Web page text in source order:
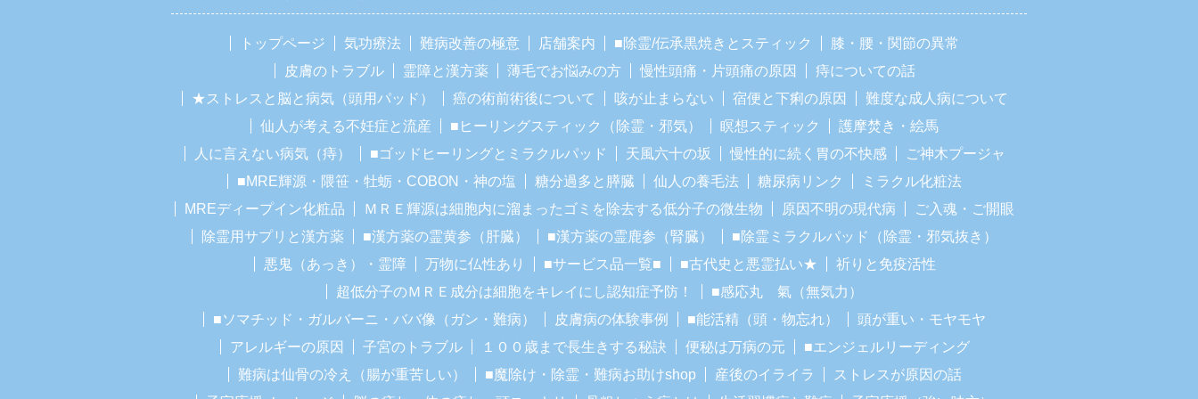
トップページ 気功療法 難病改善の極意 店舗案内 ■除霊/伝承黒焼きとスティック
膝・腰・関節の異常
皮膚のトラブル
霊障と漢方薬 薄毛でお悩みの方 慢性頭痛・片頭痛の原因
痔についての話
★ストレスと脳と病気（頭用パッド）
癌の術前術後について 咳が止まらない 宿便と下痢の原因
難度な成人病について
仙人が考える不妊症と流産
■ヒーリングスティック（除霊・邪気） 瞑想スティック
護摩焚き・絵馬
人に言えない病気（痔）
■ゴッドヒーリングとミラクルパッド 天風六十の坂 慢性的に続く胃の不快感
ご神木プージャ
■MRE輝源・隈笹・牡蛎・COBON・神の塩
糖分過多と膵臓 仙人の養毛法 糖尿病リンク
ミラクル化粧法
MREディープイン化粧品
ＭＲＥ輝源は細胞内に溜まったゴミを除去する低分子の微生物 原因不明の現代病
ご入魂・ご開眼
除霊用サプリと漢方薬
■漢方薬の霊黄参（肝臓） ■漢方薬の霊鹿参（腎臓）
■除霊ミラクルパッド（除霊・邪気抜き）
悪鬼（あっき）・霊障
万物に仏性あり ■サービス品一覧■ ■古代史と悪霊払い★
祈りと免疫活性
超低分子のＭＲＥ成分は細胞をキレイにし認知症予防！
■感応丸 氣（無気力）
■ソマチッド・ガルバーニ・ババ像（ガン・難病）
皮膚病の体験事例 ■能活精（頭・物忘れ）
頭が重い・モヤモヤ
アレルギーの原因
子宮のトラブル １００歳まで長生きする秘訣 便秘は万病の元
■エンジェルリーディング
難病は仙骨の冷え（腸が重苦しい）
■魔除け・除霊・難病お助けshop 産後のイライラ
ストレスが原因の話